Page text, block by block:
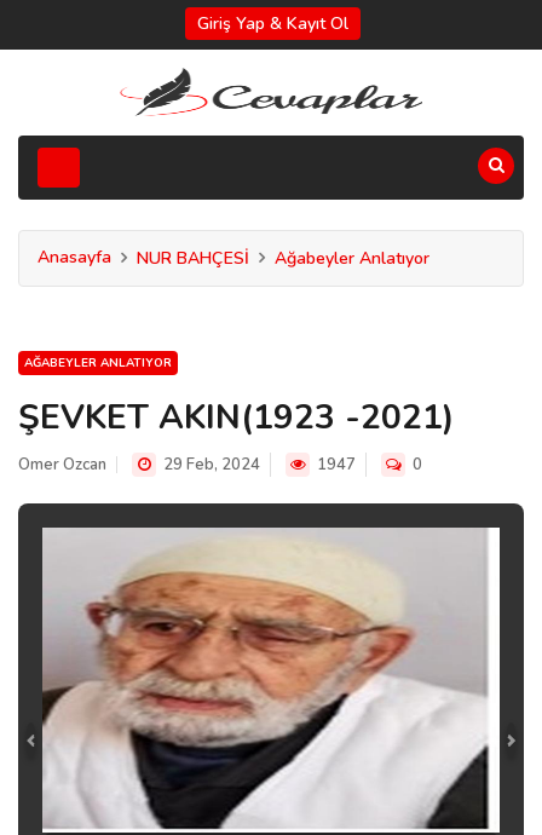
Giriş Yap & Kayıt Ol
Anasayfa NUR BAHÇESİ Ağabeyler Anlatıyor
AĞABEYLER ANLATIYOR
ŞEVKET AKIN(1923 -2021)
Omer Ozcan 29 Feb, 2024 1947 0